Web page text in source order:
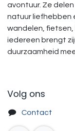
avontuur. Ze
natuur liefhebben
wandelen,
iedereen brengt
duurzaamheid
Volg ons
Contact